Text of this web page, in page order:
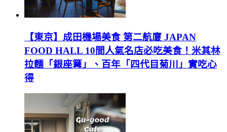
【東京】成田機場美食 第二航廈 JAPAN
FOOD HALL 10間人氣名店必吃美食！米其林
拉麵「銀座篝」、百年「四代目菊川」實吃心
得